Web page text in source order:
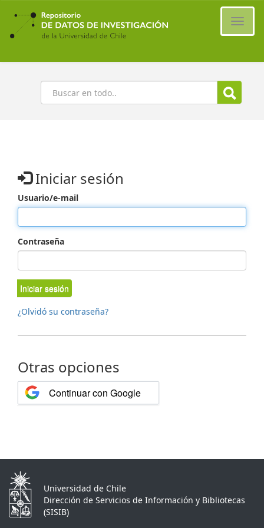
Ir
contenido
principal
Buscar
Iniciar sesión
Usuario/e-mail
Contraseña
Iniciar sesión
¿Olvidó su contraseña?
Otras opciones
Continuar con Google
Universidad de Chile
Dirección de Servicios de Información y Bibliotecas
(SISIB)